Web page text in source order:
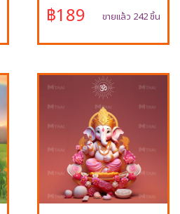
฿189 ขายแล้ว 242 ชิ้น